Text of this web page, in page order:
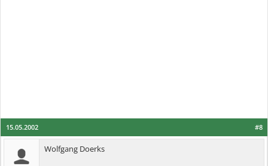
#8
15.05.2002
Wolfgang Doerks